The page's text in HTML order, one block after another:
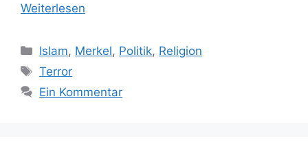
Weiterlesen
Kategorien
Islam, Merkel, Politik, Religion
Schlagwörter
Terror
Ein Kommentar